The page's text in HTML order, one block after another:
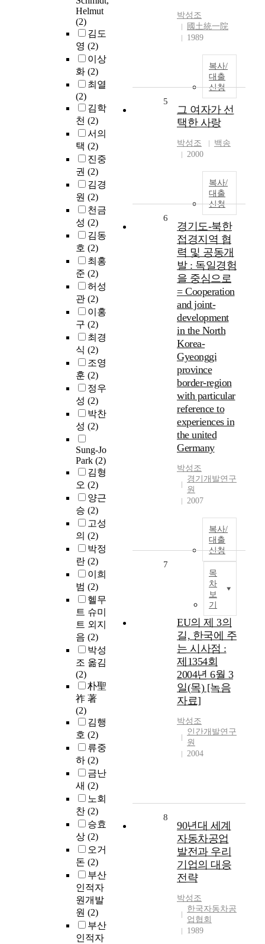
Helmut
(2)
김도
영 (2)
이상
화 (2)
최열
(2)
김학
천 (2)
서의
택 (2)
진중
권 (2)
김경
원 (2)
천금
성 (2)
김동
호 (2)
최홍
준 (2)
허성
관 (2)
이홍
구 (2)
최경
식 (2)
조영
훈 (2)
정우
성 (2)
박찬
성 (2)
Sung-Jo
Park (2)
김형
오 (2)
양근
승 (2)
고성
의 (2)
박정
란 (2)
이희
범 (2)
헬무
트 슈미
트 외지
음 (2)
박성
조 옮김
(2)
朴聖
祚 著
(2)
김행
호 (2)
류중
하 (2)
금난
새 (2)
노회
찬 (2)
승효
상 (2)
오거
돈 (2)
부산
인적자
원개발
원 (2)
부산
인적자
박성조
國土統一院
1989
복사/
대출
신청
5
그 여자가 선
택한 사랑
박성조
백송
2000
복사/
대출
신청
6
경기도-북한
접경지역 협
력 및 공동개
발 : 독일경험
을 중심으로
= Cooperation
and joint-
development
in the North
Korea-
Gyeonggi
province
border-region
with particular
reference to
experiences in
the united
Germany
박성조
경기개발연구
원
2007
복사/
대출
신청
목
차
보
기
7
EU의 제 3의
길, 한국에 주
는 시사점 :
제1354회
2004년 6월 3
일(목) [녹음
자료]
박성조
인간개발연구
원
2004
8
90년대 세계
자동차공업
발전과 우리
기업의 대응
전략
박성조
한국자동차공
업협회
1989